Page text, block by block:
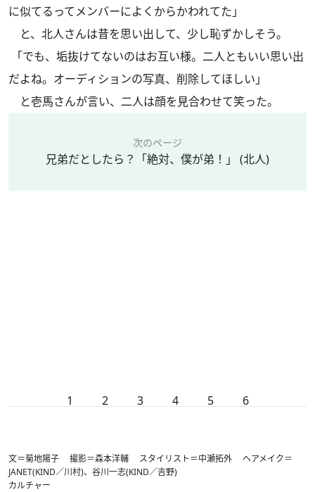
に似てるってメンバーによくからかわれてた」
と、北人さんは昔を思い出して、少し恥ずかしそう。
「でも、垢抜けてないのはお互い様。二人ともいい思い出
だよね。オーディションの写真、削除してほしい」
と壱馬さんが言い、二人は顔を見合わせて笑った。
次のページ
兄弟だとしたら？「絶対、僕が弟！」 (北人)
1 2 3 4 5 6
文＝菊地陽子 撮影＝森本洋輔 スタイリスト＝中瀬拓外 ヘアメイク＝
JANET(KIND／川村)、谷川一志(KIND／吉野)
カルチャー